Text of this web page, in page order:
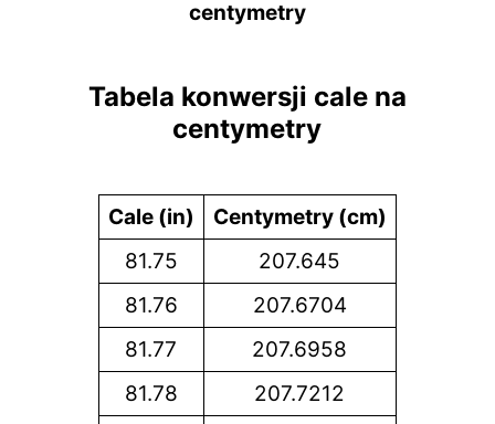
centymetry
Tabela konwersji cale na
centymetry
Cale (in)
Centymetry (cm)
81.75
207.645
81.76
207.6704
81.77
207.6958
81.78
207.7212